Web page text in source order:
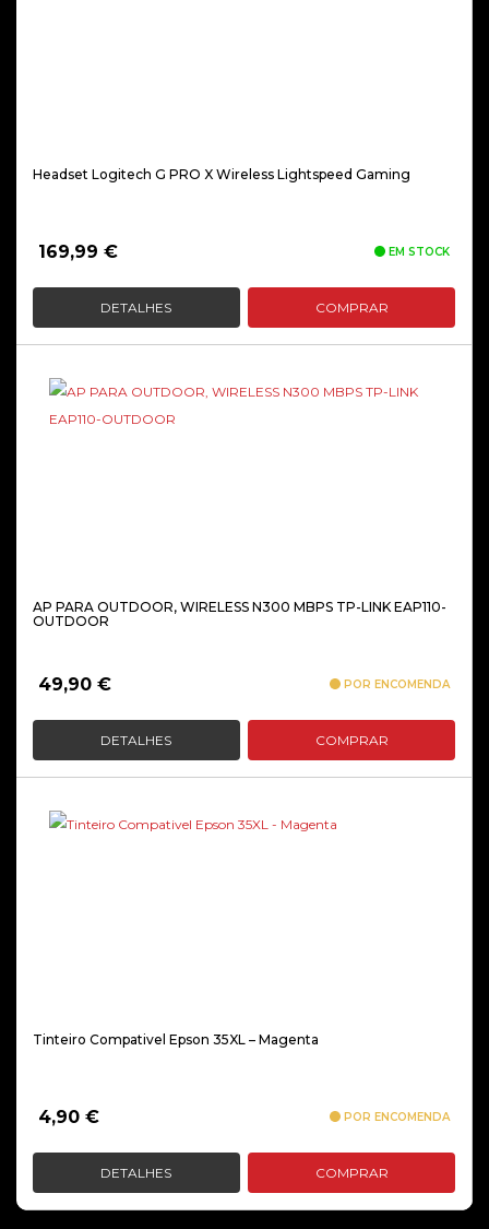
Headset Logitech G PRO X Wireless Lightspeed Gaming
169,99 € EM STOCK
DETALHES COMPRAR
AP PARA OUTDOOR, WIRELESS N300 MBPS TP-LINK EAP110-
OUTDOOR
49,90 € POR ENCOMENDA
DETALHES COMPRAR
Tinteiro Compativel Epson 35XL – Magenta
4,90 € POR ENCOMENDA
DETALHES COMPRAR